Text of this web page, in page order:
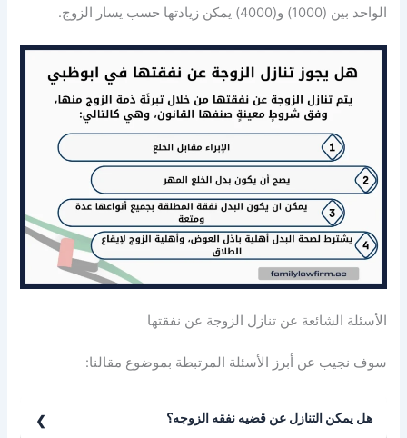
الواحد بين (1000) و(4000) يمكن زيادتها حسب يسار الزوج.
الأسئلة الشائعة عن تنازل الزوجة عن نفقتها
سوف نجيب عن أبرز الأسئلة المرتبطة بموضوع مقالنا:
هل يمكن التنازل عن قضيه نفقه الزوجه؟